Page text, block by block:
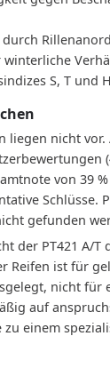
S, T und
liegen nicht
von 39
Schlüsse.
gefunden
der PT421 A/T
Reifen ist für
nicht für
auf
einem